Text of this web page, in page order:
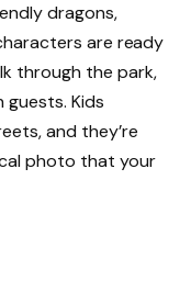
dragons,
are ready
through the park,
Kids
and they’re
photo that your